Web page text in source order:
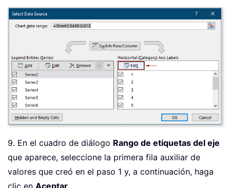
9. En el cuadro de diálogo Rango de etiquetas del eje
que aparece, seleccione la primera fila auxiliar de
valores que creó en el paso 1 y, a continuación, haga